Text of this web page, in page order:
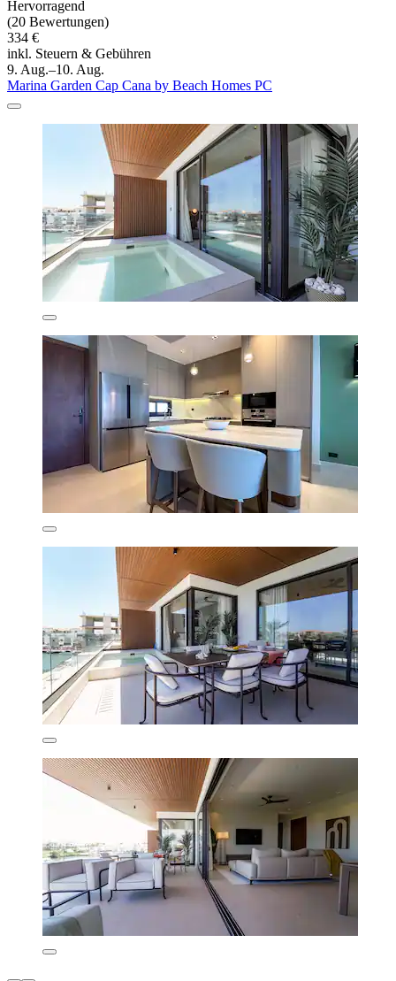
Hervorragend
(20 Bewertungen)
334 €
inkl. Steuern & Gebühren
9. Aug.–10. Aug.
Marina Garden Cap Cana by Beach Homes PC